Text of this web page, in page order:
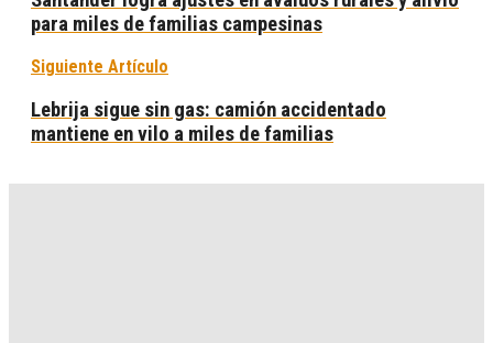
para miles de familias campesinas
Siguiente Artículo
Lebrija sigue sin gas: camión accidentado
mantiene en vilo a miles de familias